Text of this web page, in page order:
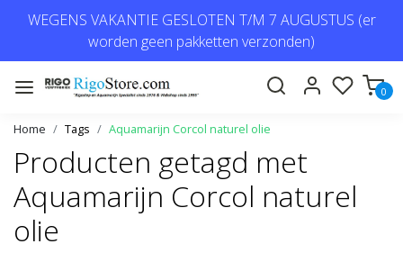
WEGENS VAKANTIE GESLOTEN T/M 7 AUGUSTUS (er
worden geen pakketten verzonden)
0
Home Tags Aquamarijn Corcol naturel olie
Producten getagd met
Aquamarijn Corcol naturel
olie